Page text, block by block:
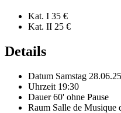
Kat. I 35 €
Kat. II 25 €
Details
Datum Samstag 28.06.25
Uhrzeit 19:30
Dauer 60' ohne Pause
Raum Salle de Musique